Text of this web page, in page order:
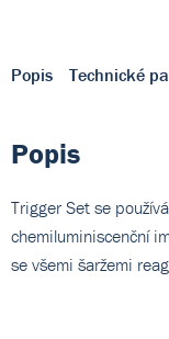
Popis Technické
Popis
Trigger Set se
chemiluminiscenční
se všemi šaržemi